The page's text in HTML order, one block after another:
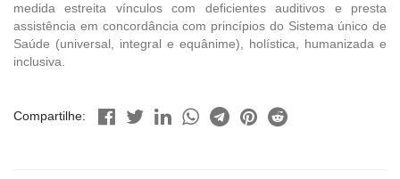
medida estreita vínculos com deficientes auditivos e presta
assistência em concordância com princípios do Sistema único de
Saúde (universal, integral e equânime), holística, humanizada e
inclusiva.
Compartilhe: